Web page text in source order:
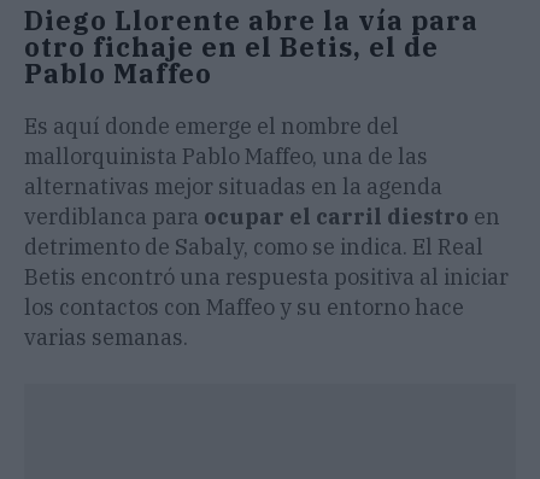
Diego Llorente abre la vía para
otro fichaje en el Betis, el de
Pablo Maffeo
Es aquí donde emerge el nombre del
mallorquinista Pablo Maffeo, una de las
alternativas mejor situadas en la agenda
verdiblanca para ocupar el carril diestro en
detrimento de Sabaly, como se indica. El Real
Betis encontró una respuesta positiva al iniciar
los contactos con Maffeo y su entorno hace
varias semanas.